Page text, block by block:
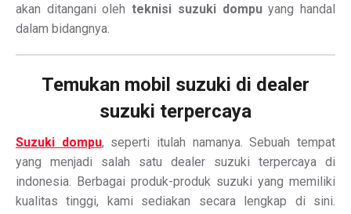
akan ditangani oleh teknisi suzuki dompuyang handal
dalam bidangnya.
Temukan mobil suzuki di dealer
suzuki terpercaya
Suzuki dompu, seperti itulah namanya. Sebuah tempat
yang menjadi salah satu dealer suzuki terpercaya di
indonesia. Berbagai produk-produk suzuki yang memiliki
kualitas tinggi, kami sediakan secara lengkap di sini.